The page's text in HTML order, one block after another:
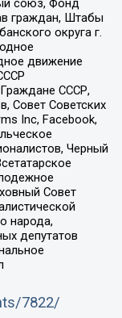
союз, Фонд
граждан, Штабы
округа г.
движение
СССР,
Совет Советских
Inc, Facebook,
Черный
Совет
народа,
депутатов
7822/